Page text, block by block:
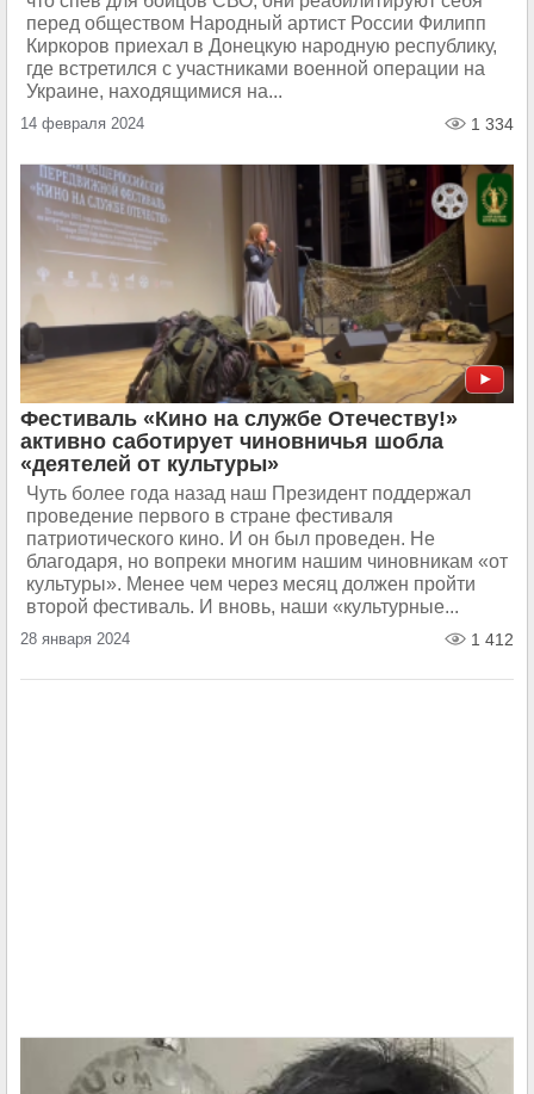
перед обществом Народный артист России Филипп
Киркоров приехал в Донецкую народную республику,
где встретился с участниками военной операции на
Украине, находящимися на...
14 февраля 2024 1 334
Фестиваль «Кино на службе Отечеству!»
активно саботирует чиновничья шобла
«деятелей от культуры»
Чуть более года назад наш Президент поддержал
проведение первого в стране фестиваля
патриотического кино. И он был проведен. Не
благодаря, но вопреки многим нашим чиновникам «от
культуры». Менее чем через месяц должен пройти
второй фестиваль. И вновь, наши «культурные...
28 января 2024 1 412